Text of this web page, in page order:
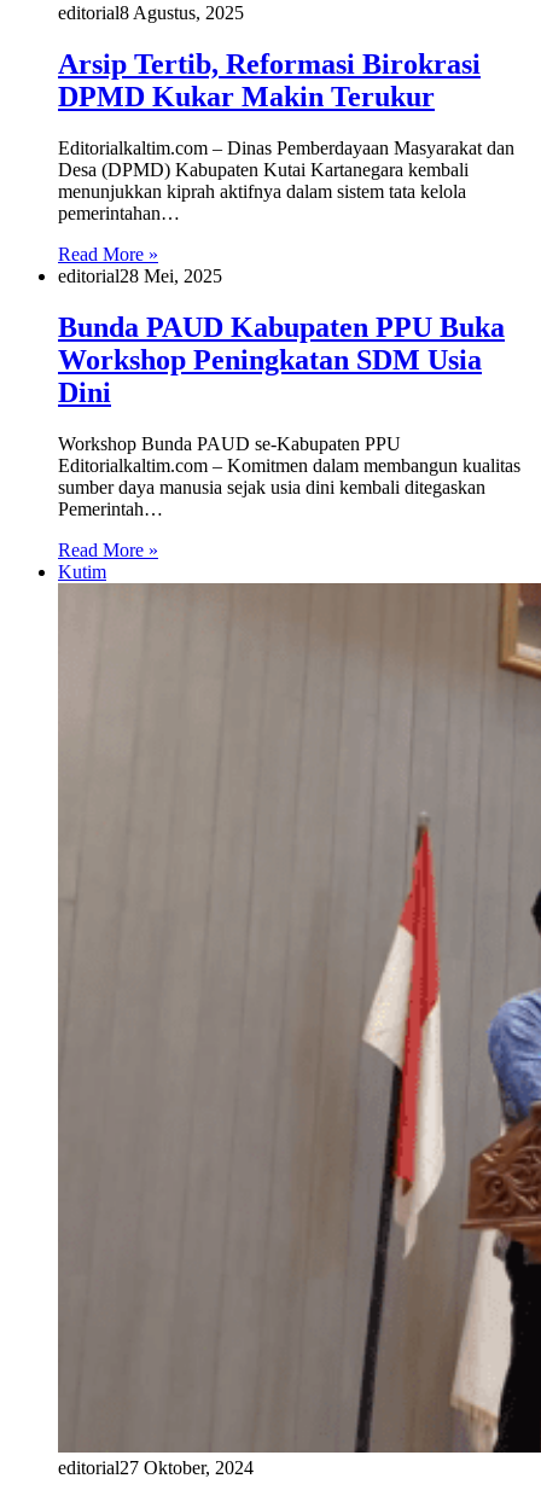
editorial8 Agustus, 2025
Arsip Tertib, Reformasi Birokrasi
DPMD Kukar Makin Terukur
Editorialkaltim.com – Dinas Pemberdayaan Masyarakat dan
Desa (DPMD) Kabupaten Kutai Kartanegara kembali
menunjukkan kiprah aktifnya dalam sistem tata kelola
pemerintahan…
Read More »
editorial28 Mei, 2025
Bunda PAUD Kabupaten PPU Buka
Workshop Peningkatan SDM Usia
Dini
Workshop Bunda PAUD se-Kabupaten PPU
Editorialkaltim.com – Komitmen dalam membangun kualitas
sumber daya manusia sejak usia dini kembali ditegaskan
Pemerintah…
Read More »
Kutim
editorial27 Oktober, 2024